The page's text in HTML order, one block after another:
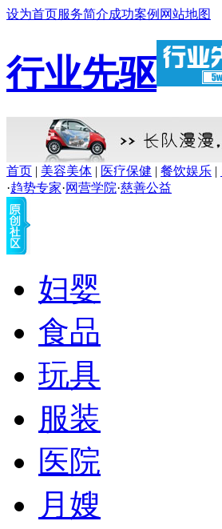
设为首页服务简介成功案例 网站地图
行业先驱
首页 | 美容美体 | 医疗保健 | 餐饮娱乐 |
·趋势专家·网营学院·慈善公益
妇婴
食品
玩具
服装
医院
月嫂